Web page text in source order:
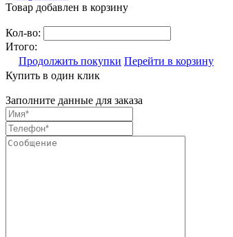
Товар добавлен в корзину
Кол-во:
Итого:
Продолжить покупки Перейти в корзину
Купить в один клик
Заполните данные для заказа